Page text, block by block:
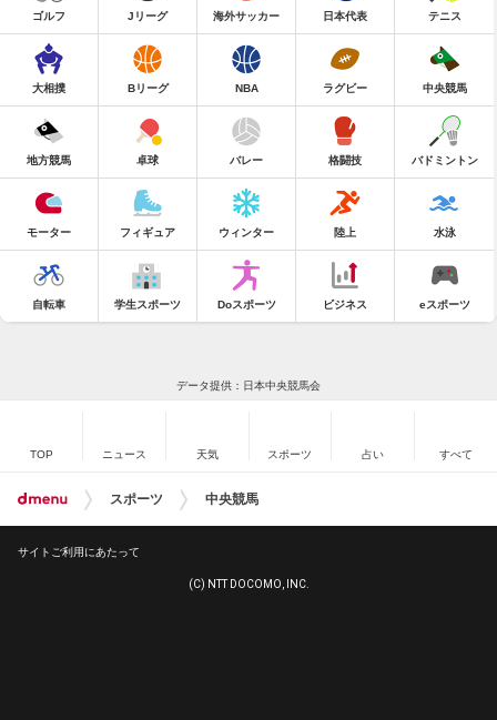
ゴルフ Jリーグ 海外サッカー 日本代表 テニス
大相撲 Bリーグ NBA ラグビー 中央競馬
地方競馬 卓球 バレー 格闘技 バドミントン
モーター フィギュア ウィンター 陸上 水泳
自転車 学生スポーツ Doスポーツ ビジネス eスポーツ
データ提供：日本中央競馬会
TOP ニュース 天気 スポーツ 占い すべて
スポーツ 中央競馬
サイトご利用にあたって
(C) NTT DOCOMO, INC.